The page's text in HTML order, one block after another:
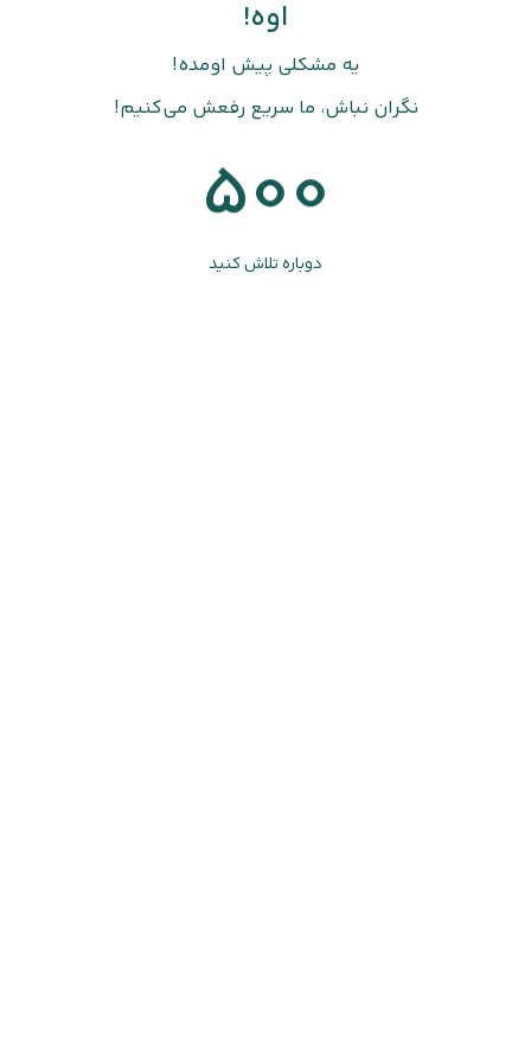
اوه!
یه مشکلی پیش اومده!
نگران نباش، ما سریع رفعش می‌کنیم!
500
دوباره تلاش کنید